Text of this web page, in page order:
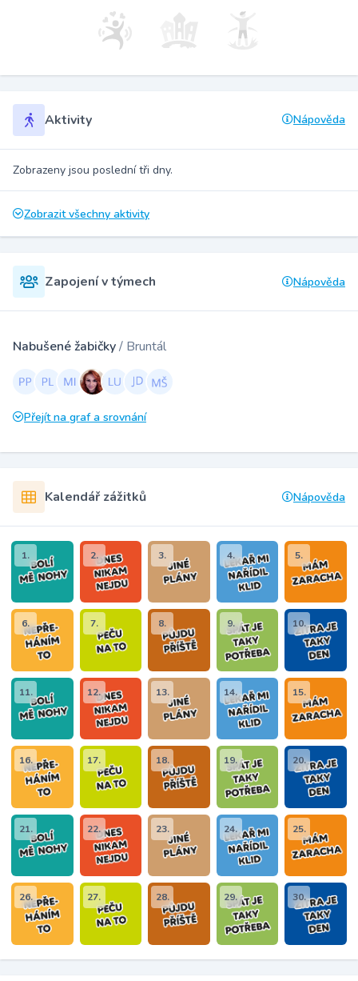
Aktivity Nápověda
Zobrazeny jsou poslední tři dny.
Zobrazit všechny aktivity
Zapojení v týmech Nápověda
Nabušené žabičky/ Bruntál
Přejít na graf a srovnání
Kalendář zážitků Nápověda
1. 2. 3. 4. 5.
6. 7. 8. 9. 10.
11. 12. 13. 14. 15.
16. 17. 18. 19. 20.
21. 22. 23. 24. 25.
26. 27. 28. 29. 30.